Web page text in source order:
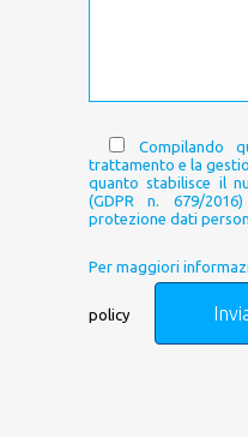
Compilando
trattamento e la
quanto stabilisce il
(GDPR n. 679/
protezione dati
Per maggiori
policy